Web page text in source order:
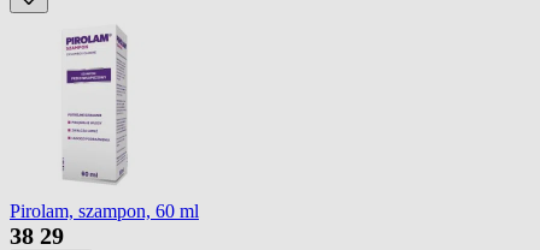
Pirolam, szampon, 60 ml
38 29